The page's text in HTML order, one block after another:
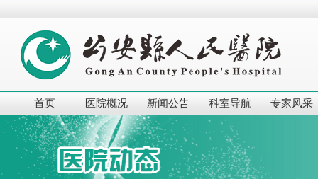
首页 医院概况 新闻公告 科室导航 专家风采